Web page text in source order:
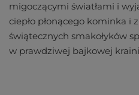
migoczącymi światłami i
ciepło płonącego kominka i
świątecznych smakołyków
w prawdziwej bajkowej